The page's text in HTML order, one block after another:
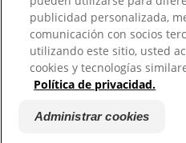
publicidad personalizada,
comunicación con socios
utilizando este sitio, usted
cookies y tecnologías
Política de privacidad.
Administrar cookies